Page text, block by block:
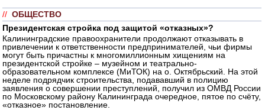
// ОБЩЕСТВО
Президентская стройка под защитой «отказных»?
Калининградские правоохранители продолжают отказывать в
привлечении к ответственности предпринимателей, чьи фирмы
могут быть причастны к многомиллионным хищениям на
президентской стройке – музейном и театрально-
образовательном комплексе (МиТОК) на о. Октябрьский. На этой
неделе подрядчик строительства, подававший в полицию
заявления о совершении преступлений, получил из ОМВД России
по Московскому району Калининграда очередное, пятое по счёту,
«отказное» постановление.